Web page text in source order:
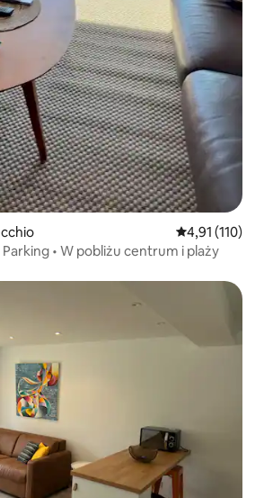
Średnia
4,91 (110)
Parking • W pobliżu centrum i plaży